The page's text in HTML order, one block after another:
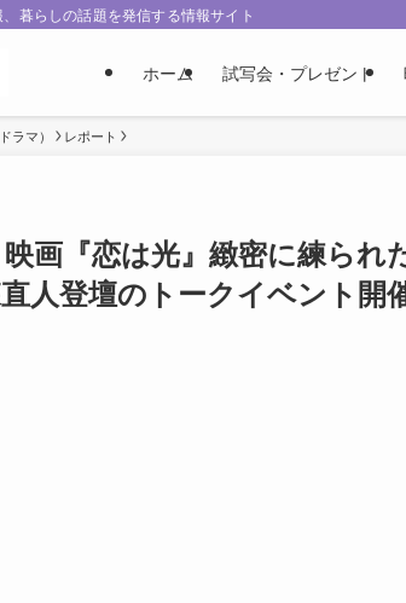
暮らしの話題を発信する情報サイト
ホーム 試写会・プレゼント
ラマ） レポート
映画『恋は光』緻密に練ら
人登壇のトークイベント開